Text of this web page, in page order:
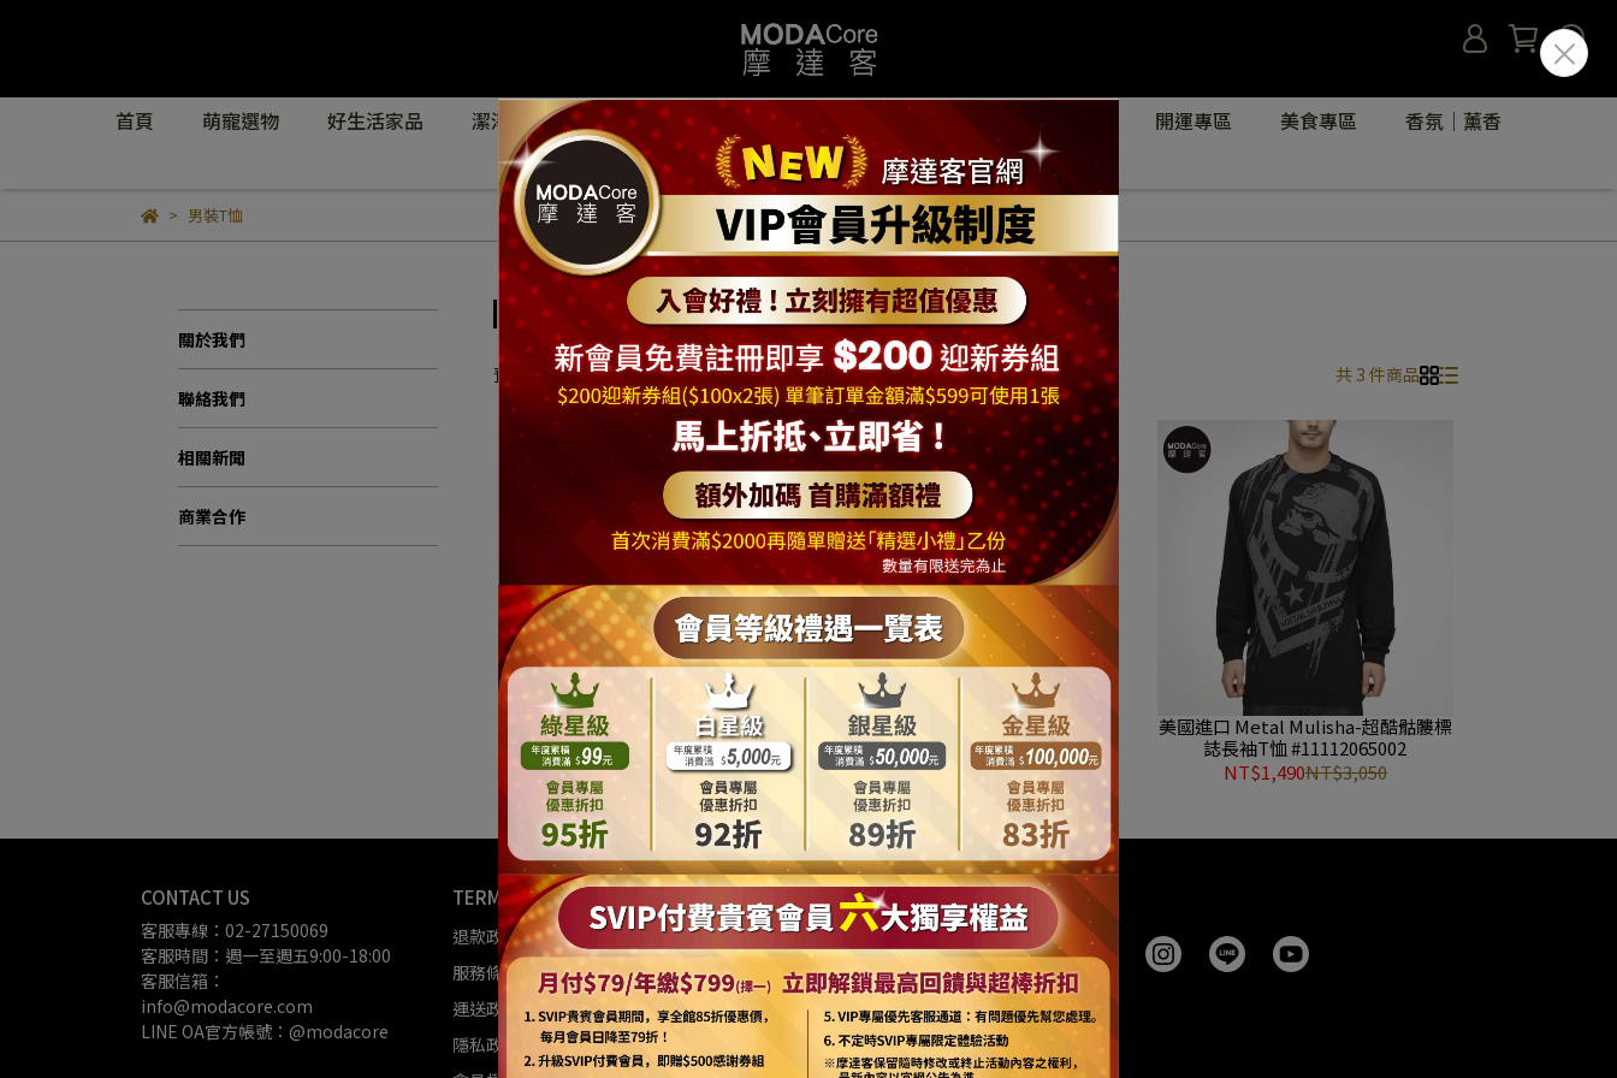
首頁 萌寵選物 好生活家品 潔淨防護 預保健康 美肌必買 好衣配件篇 角色周邊收藏 開運專區 美食專區
香氛｜薰香
節慶全攻略
福利品專區
男裝T恤
關於我們
聯絡我們
相關新聞
商業合作
男裝T恤
預設排序 共 3 件商品
【摩達客】德國進口人氣品牌 C&A 耳
機705 純棉灰色T恤 (10410060007)
NT$980
NT$1,199
【摩達客】美國Iron Fist鐵拳黑白圖
騰 滿版GUTS & GLORY短T恤 浪漫搖
滾10114084003
NT$1,980NT$3,990
美國進口 Metal Mulisha-超酷骷髏標
誌長袖T恤 #11112065002
NT$1,490NT$3,050
CONTACT US
客服專線：02-27150069
客服時間：週一至週五9:00-18:00
客服信箱：
info@modacore.com
LINE OA官方帳號：@modacore
TERMS OF USE
退款政策
服務條款
運送政策
隱私政策
ONLINE SERVICES
關於我們
聯絡我們
相關新聞
商業合作